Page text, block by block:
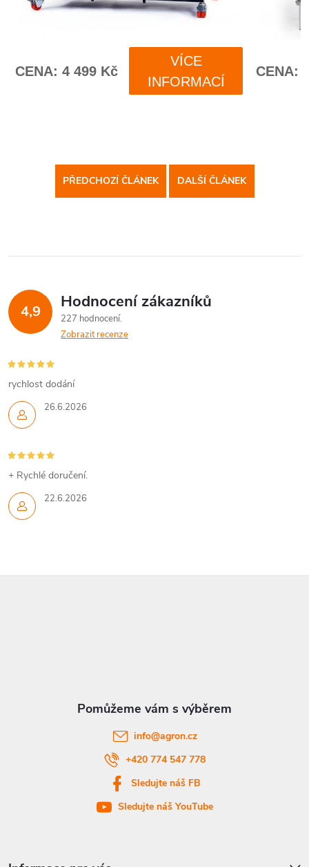
PŘEDCHOZÍ ČLÁNEK DALŠÍ ČLÁNEK
4,9 Hodnocení zákazníků
227 hodnocení
Zobrazit recenze
26.6.2026
rychlost dodání
22.6.2026
+ Rychlé doručení.
info@agron.cz
+420 774 547 778
Sledujte náš FB
Sledujte náš YouTube